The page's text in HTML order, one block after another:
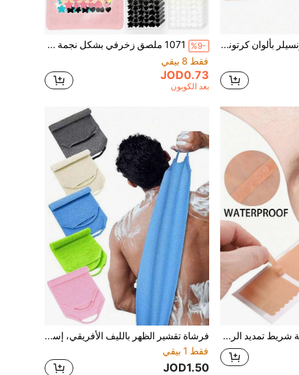
1440 ملصق كونسيلر بألوان كرتونية - وردي، أسود، أبيض، أزرق، بنفسجي، أخضر، بشكل نجمي، ملصقات كونسيلر ضرورية للتصوير، مناسبة للحفلات والتجمعات والديكور والتجميل والسفر والنوم، هدية ومنحة رائعة بسعر معقول
%9-
1071 ملصق زخرفي بشكل نجمة وقلب، بألوان الوردي والأسود والأبيض والأزرق والبنفسجي والأخضر، مناسبة للتصوير والرسم على الوجه وحفلات متنوعة. توفر مجموعات ب- 714 قطعة/357 قطعة/51 قطعة، بسعر معقول، يمكن استخدامها لديكور الغرف
فقط 8 بيقي
JOD0.73
بعد الكوبون
94/48/16 قطعة شريط تمديد الرموش، أشرطة عزل رموش قابلة للتنفس لتمديد الرموش، أقلام الآيلاينر وملصقات ورقية لتمديد الرموش الصناعية، أشرطة ماكياج وجه غير مرئية، أشرطة ممارسة ماكياج الوجه الفوري، أشرطة رفع الوجه البلاستيكية، أشرطة ظلال العيون، أشرطة الآيلاينر، أدوات الماكياج، أدوات الرموش، أدوات رفع الوجه، هدايا، هدايا للنساء، هدايا عيد الميلاد، مناسبة للنساء والفتيات في الشتاء، مناسبة لموضة Y2K، مناسبة لعيد الميلاد، هدايا الحفلات، أفضل الألوان
فرشاة تقشير الظهر بالليف الأفريقي، إسفنجة تقشير الليف الأفريقي، إسفنجة الليف الأفريقي، منشفة فرك الظهر بالليف الأفريقي، منشفة فرك الجسم بالليف مع سحاب، فرشاة تقشير، منشفة فرك ظهر سميكة وقوية
فقط 1 بيقي
JOD1.50